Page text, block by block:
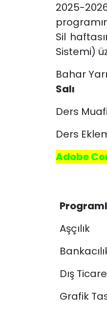
2025-
Sil
Sistemi)
Bahar
Salı
Ders
Ders
Adobe
Aşçılık
Dış
Grafik